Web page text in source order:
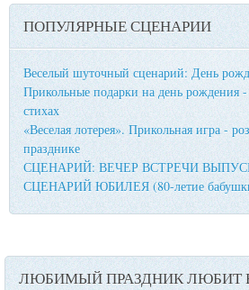
ПОПУЛЯРНЫЕ СЦЕНАРИИ
Веселый шуточный сценарий: День
Прикольные подарки на день рождения
стихах
«Веселая лотерея». Прикольная игра -
празднике
СЦЕНАРИЙ: ВЕЧЕР ВСТРЕЧИ
СЦЕНАРИЙ ЮБИЛЕЯ (80-летие
ЛЮБИМЫЙ ПРАЗДНИК ЛЮБИТ